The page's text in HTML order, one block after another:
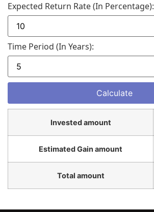
Expected Return Rate (in Percentage):
Time Period (in Years):
Invested amount
Estimated Gain amount
Total amount